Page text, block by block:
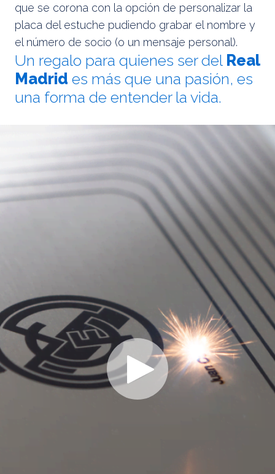
que se corona con la opción de personalizar la
placa del estuche pudiendo grabar el nombre y
el número de socio (o un mensaje personal).
Un regalo para quienes ser del Real
Madrid es más que una pasión, es
una forma de entender la vida.